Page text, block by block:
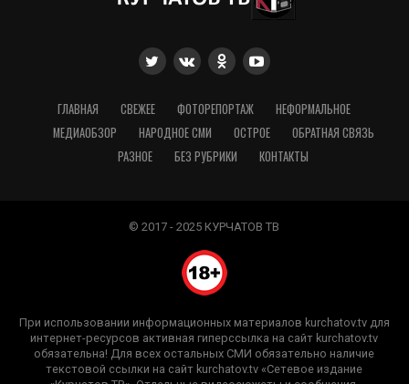
ГЛАВНАЯ СВЕЖЕЕ ФОТОРЕПОРТАЖ
НЕФОРМАЛЬНОЕ
МЕДИАОБЗОР
НАРОДНОЕ СМИ ОСТРОЕ
ОБРАТНАЯ СВЯЗЬ
РАЗНОЕ
БЕЗ РУБРИКИ КОНТАКТЫ
© 2017 - 2025 КУРЧАТОВ ТВ
При использовании информационных материалов kurchatov.tv для
интернет-ресурсов активная гиперссылка на сайт kurchatov.tv
обязательна! Для всех остальных СМИ обязательно наличие
текстовой ссылки на сайт kurchatov.tv «Сетевое издание